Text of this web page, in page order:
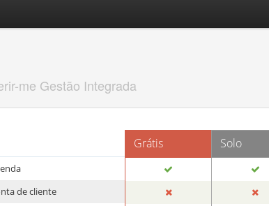
me Gestão Integrada